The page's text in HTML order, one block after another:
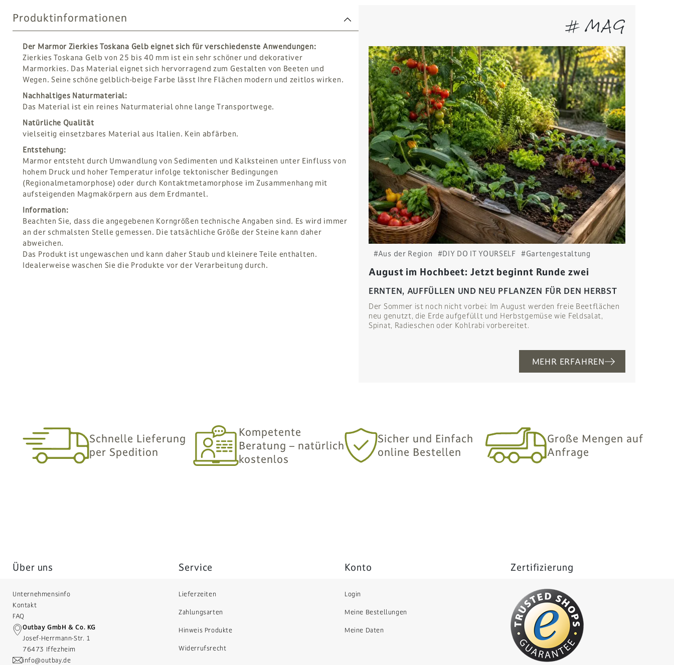
Produktinformationen
Der Marmor Zierkies Toskana Gelb eignet sich für verschiedenste Anwendungen:
Zierkies Toskana Gelb von 25 bis 40 mm ist ein sehr schöner und dekorativer
Marmorkies. Das Material eignet sich hervorragend zum Gestalten von Beeten und
Wegen. Seine schöne gelblich-beige Farbe lässt Ihre Flächen modern und zeitlos wirken.
Nachhaltiges Naturmaterial:
Das Material ist ein reines Naturmaterial ohne lange Transportwege.
Natürliche Qualität
vielseitig einsetzbares Material aus Italien. Kein abfärben.
Entstehung:
Marmor entsteht durch Umwandlung von Sedimenten und Kalksteinen unter Einfluss von
hohem Druck und hoher Temperatur infolge tektonischer Bedingungen
(Regionalmetamorphose) oder durch Kontaktmetamorphose im Zusammenhang mit
aufsteigenden Magmakörpern aus dem Erdmantel.
Information:
Beachten Sie, dass die angegebenen Korngrößen technische Angaben sind. Es wird immer
an der schmalsten Stelle gemessen. Die tatsächliche Größe der Steine kann daher
abweichen.
Das Produkt ist ungewaschen und kann daher Staub und kleinere Teile enthalten.
Idealerweise waschen Sie die Produkte vor der Verarbeitung durch.
# MAG
#Aus der Region #DIY DO IT YOURSELF #Gartengestaltung
August im Hochbeet: Jetzt beginnt Runde zwei
ERNTEN, AUFFÜLLEN UND NEU PFLANZEN FÜR DEN HERBST
Der Sommer ist noch nicht vorbei: Im August werden freie Beetflächen
neu genutzt, die Erde aufgefüllt und Herbstgemüse wie Feldsalat,
Spinat, Radieschen oder Kohlrabi vorbereitet.
MEHR ERFAHREN
Schnelle Lieferung
per Spedition
Kompetente
Beratung – natürlich
kostenlos
Sicher und Einfach
online Bestellen
Große Mengen auf
Anfrage
Über uns Service Konto Zertifizierung
Unternehmensinfo
Kontakt
FAQ
Outbay GmbH & Co. KG
Josef-Herrmann-Str. 1
76473 Iffezheim
info@outbay.de
Lieferzeiten
Zahlungsarten
Hinweis Produkte
Widerrufsrecht
Login
Meine Bestellungen
Meine Daten